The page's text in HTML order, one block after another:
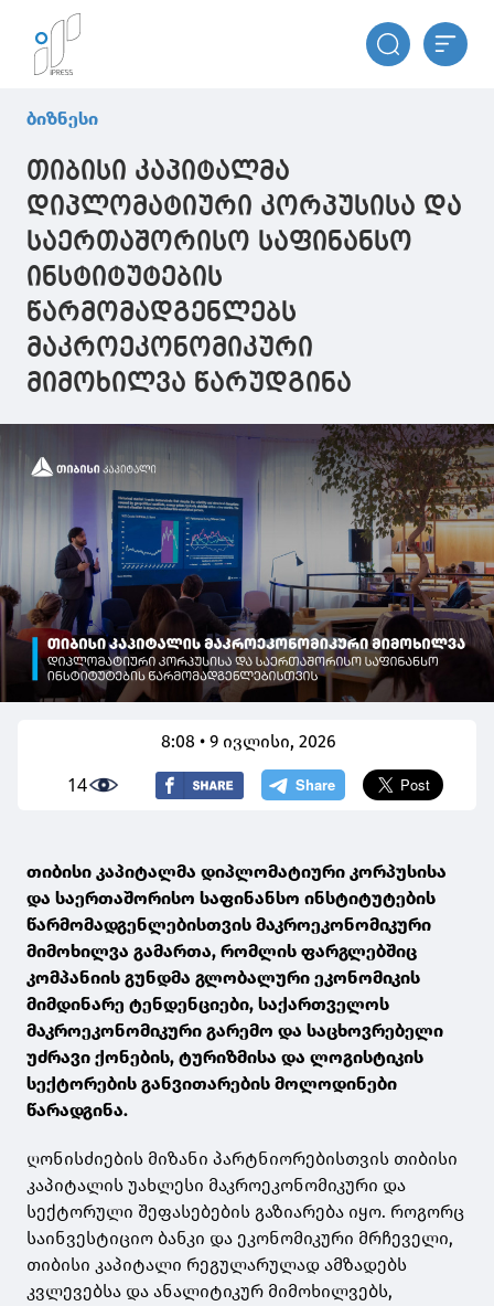
ბიზნესი
თიბისი კაპიტალმა
დიპლომატიური კორპუსისა და
საერთაშორისო საფინანსო
ინსტიტუტების
წარმომადგენლებს
მაკროეკონომიკური
მიმოხილვა წარუდგინა
8:08 • 9 ივლისი, 2026
14
თიბისი კაპიტალმა დიპლომატიური კორპუსისა
და საერთაშორისო საფინანსო ინსტიტუტების
წარმომადგენლებისთვის მაკროეკონომიკური
მიმოხილვა გამართა, რომლის ფარგლებშიც
კომპანიის გუნდმა გლობალური ეკონომიკის
მიმდინარე ტენდენციები, საქართველოს
მაკროეკონომიკური გარემო და საცხოვრებელი
უძრავი ქონების, ტურიზმისა და ლოგისტიკის
სექტორების განვითარების მოლოდინები
წარადგინა.
ღონისძიების მიზანი პარტნიორებისთვის თიბისი
კაპიტალის უახლესი მაკროეკონომიკური და
სექტორული შეფასებების გაზიარება იყო. როგორც
საინვესტიციო ბანკი და ეკონომიკური მრჩეველი,
თიბისი კაპიტალი რეგულარულად ამზადებს
კვლევებსა და ანალიტიკურ მიმოხილვებს,